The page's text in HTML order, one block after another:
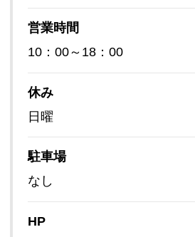
営業時間
10：00～18：00
休み
日曜
駐車場
なし
HP